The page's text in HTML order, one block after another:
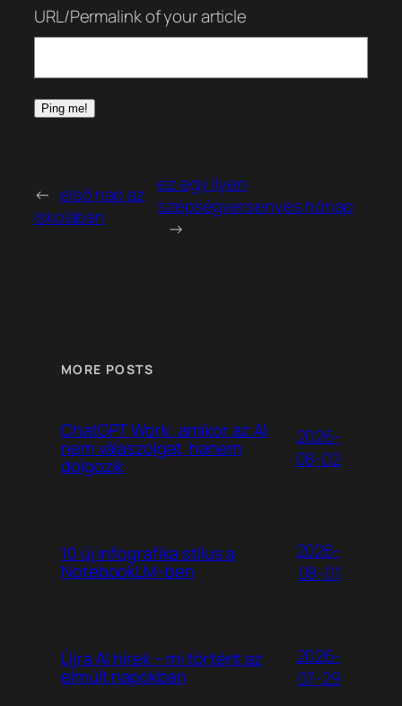
URL/Permalink of your article
← első nap az
iskolában
ez egy ilyen
szépségversenyes hónap
→
MORE POSTS
ChatGPT Work: amikor az AI
nem válaszolgat, hanem
dolgozik
2026-
08-02
10 új infografika stílus a
NotebookLM-ben
2026-
08-01
Újra AI hírek – mi történt az
elmúlt napokban
2026-
07-29